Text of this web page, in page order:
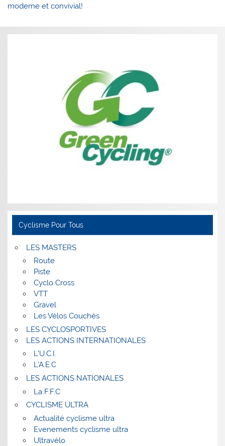
de
moderne et convivial!
Cyclisme Pour Tous
LES MASTERS
Route
Piste
Cyclo Cross
VTT
Gravel
Les Vélos Couchés
LES CYCLOSPORTIVES
LES ACTIONS INTERNATIONALES
L’U.C.I.
L’A.E.C
LES ACTIONS NATIONALES
La F.F.C
CYCLISME ULTRA
Actualité cyclisme ultra
Evenements cyclisme ultra
Ultravélo